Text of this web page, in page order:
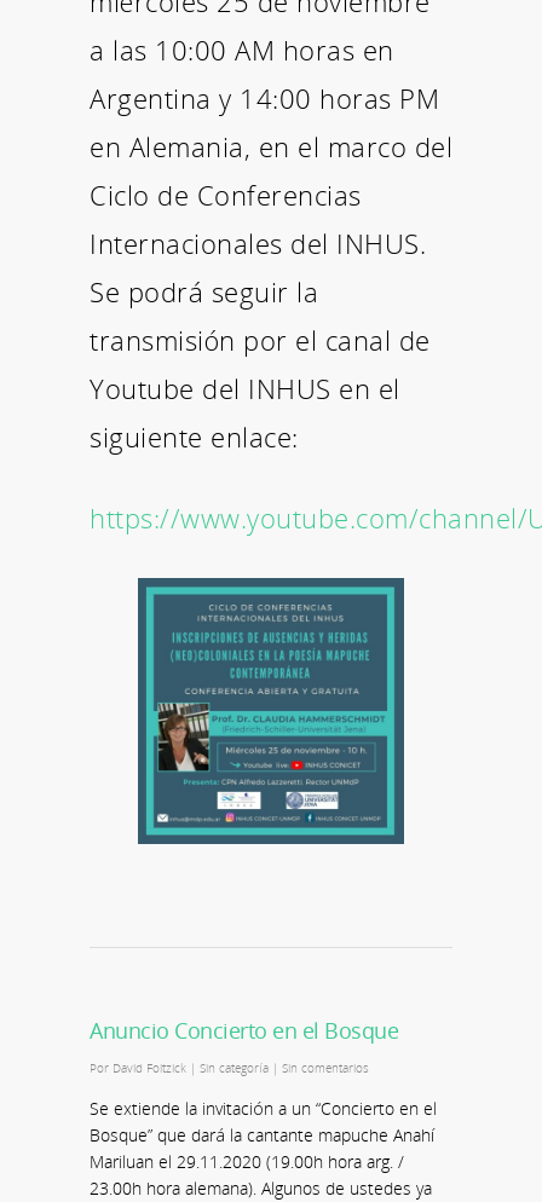
a las 10:00 AM horas en
Argentina y 14:00 horas PM
en Alemania, en el marco del
Ciclo de Conferencias
Internacionales del INHUS.
Se podrá seguir la
transmisión por el canal de
Youtube del INHUS en el
siguiente enlace:
https://www.youtube.com/channel/
Anuncio Concierto en el Bosque
Por David Foitzick | Sin categoría | Sin comentarios
Se extiende la invitación a un “Concierto en el
Bosque” que dará la cantante mapuche Anahí
Mariluan el 29.11.2020 (19.00h hora arg. /
23.00h hora alemana). Algunos de ustedes ya